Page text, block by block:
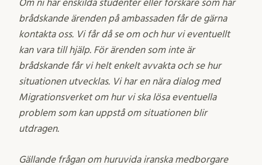
Om ni har enskilda studenter eller forskare som har
brådskande ärenden på ambassaden får de gärna
kontakta oss. Vi får då se om och hur vi eventuellt
kan vara till hjälp. För ärenden som inte är
brådskande får vi helt enkelt avvakta och se hur
situationen utvecklas. Vi har en nära dialog med
Migrationsverket om hur vi ska lösa eventuella
problem som kan uppstå om situationen blir
utdragen.
Gällande frågan om huruvida iranska medborgare